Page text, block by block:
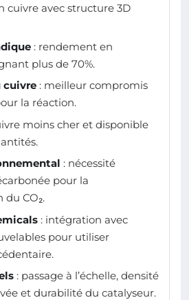
cuivre avec structure 3D
: rendement en
plus de 70%.
cuivre : meilleur compromis
la réaction.
moins cher et disponible
: nécessité
pour la
CO₂.
: intégration avec
pour utiliser
: passage à l’échelle, densité
et durabilité du catalyseur.